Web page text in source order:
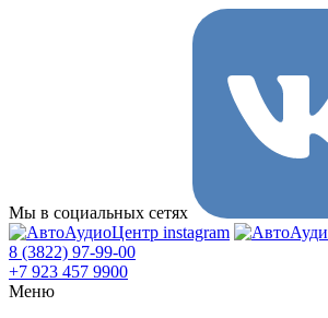
Мы в социальных сетях
8 (3822) 97-99-00
+7 923 457 9900
Меню